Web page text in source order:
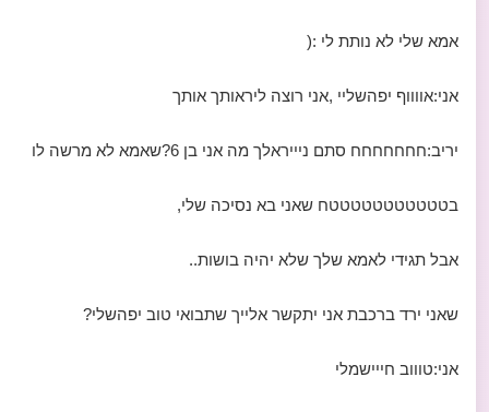
אמא שלי לא נותת לי :(
אני:אווווף יפהשליי ,אני רוצה ליראותך אותך
יריב:חחחחחחח סתם ניייראלך מה אני בן 6?שאמא לא מרשה לו
בטטטטטטטטטטטח שאני בא נסיכה שלי,
אבל תגידי לאמא שלך שלא יהיה בושות..
שאני ירד ברכבת אני יתקשר אלייך שתבואי טוב יפהשלי?
אני:טוווב חייישמלי